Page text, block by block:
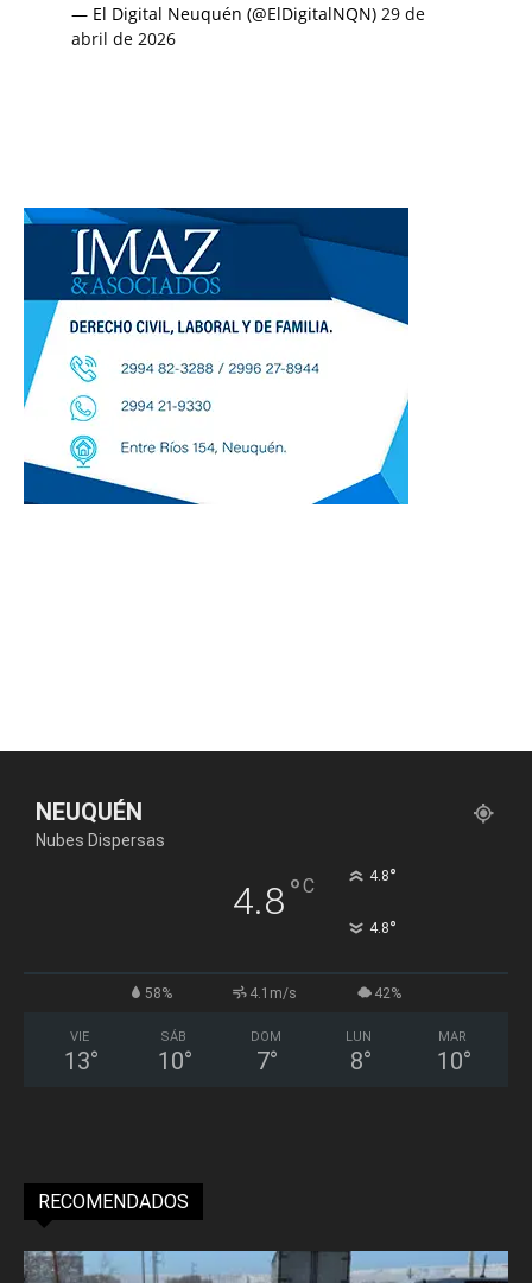
— El Digital Neuquén (@ElDigitalNQN) 29 de
abril de 2026
NEUQUÉN
Nubes Dispersas
4.8°C 4.8°
4.8°
58% 4.1m/s 42%
VIE
13°
SÁB
10°
DOM
7°
LUN
8°
MAR
10°
RECOMENDADOS